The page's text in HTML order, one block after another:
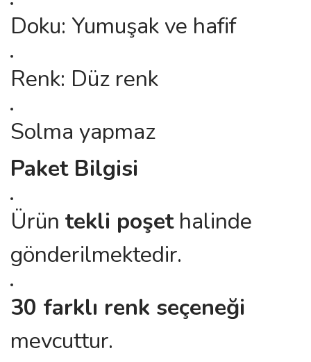
Doku: Yumuşak ve hafif
Renk: Düz renk
Solma yapmaz
Paket Bilgisi
Ürün tekli poşethalinde
gönderilmektedir.
30 farklı renk seçeneği
mevcuttur.